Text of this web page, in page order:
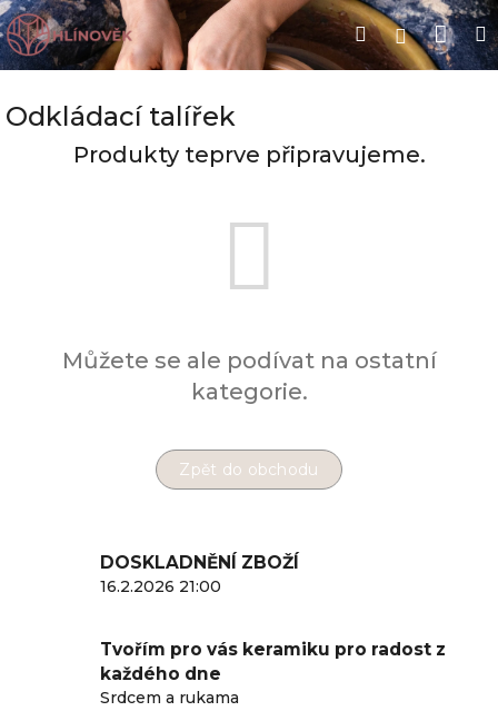
Přejít
na
obsah
Hledat
Odkládací talířek
Produkty teprve připravujeme.
Můžete se ale podívat na ostatní
kategorie.
Zpět do obchodu
DOSKLADNĚNÍ ZBOŽÍ
16.2.2026 21:00
Tvořím pro vás keramiku pro radost z
každého dne
Srdcem a rukama